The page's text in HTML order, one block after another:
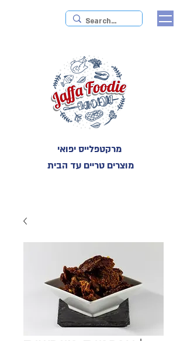
מוצרים טריים עד הבית